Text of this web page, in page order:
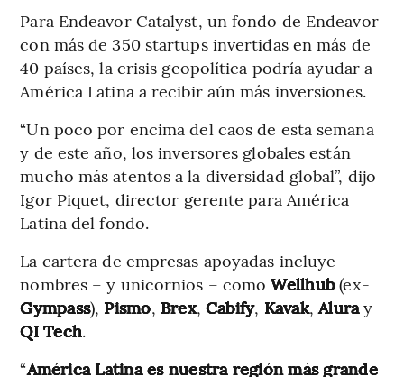
Para Endeavor Catalyst, un fondo de Endeavor
con más de 350 startups invertidas en más de
40 países, la crisis geopolítica podría ayudar a
América Latina a recibir aún más inversiones.
“Un poco por encima del caos de esta semana
y de este año, los inversores globales están
mucho más atentos a la diversidad global”, dijo
Igor Piquet, director gerente para América
Latina del fondo.
La cartera de empresas apoyadas incluye
nombres – y unicornios – comoWellhub(ex-
Gympass), Pismo, Brex, Cabify, Kavak,Aluray
QI Tech.
“América Latina es nuestra región más grande